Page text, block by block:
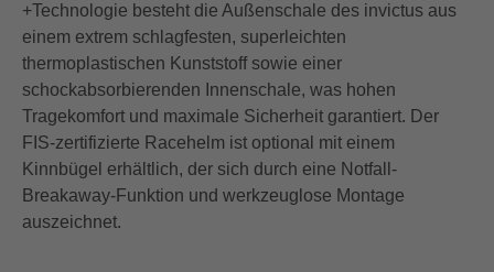
+Technologie besteht die Außenschale des invictus aus
einem extrem schlagfesten, superleichten
thermoplastischen Kunststoff sowie einer
schockabsorbierenden Innenschale, was hohen
Tragekomfort und maximale Sicherheit garantiert. Der
FIS-zertifizierte Racehelm ist optional mit einem
Kinnbügel erhältlich, der sich durch eine Notfall-
Breakaway-Funktion und werkzeuglose Montage
auszeichnet.